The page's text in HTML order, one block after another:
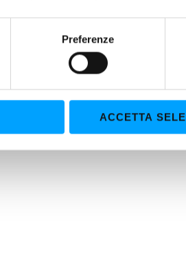
Preferenze
ACCETTA
Formula anti-attrito Bardahl
permanente riducendo
rispetto ai lubrificanti convenzionali.